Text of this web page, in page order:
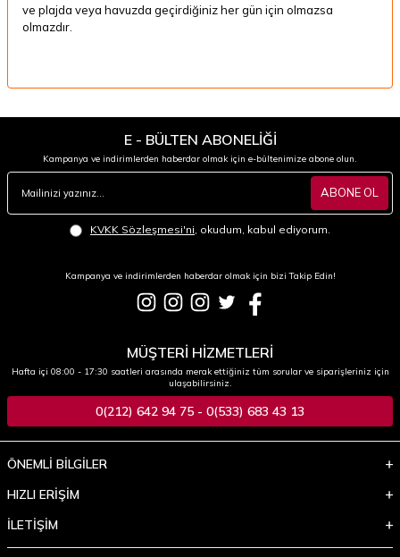
ve plajda veya havuzda geçirdiğiniz her gün için olmazsa
olmazdır.
E - BÜLTEN ABONELİĞİ
Kampanya ve indirimlerden haberdar olmak için e-bültenimize abone olun.
ABONE OL
KVKK Sözleşmesi'ni , okudum, kabul ediyorum.
Kampanya ve indirimlerden haberdar olmak için bizi Takip Edin!
MÜŞTERİ HİZMETLERİ
Hafta içi 08:00 - 17:30 saatleri arasında merak ettiğiniz tüm sorular ve siparişleriniz için
ulaşabilirsiniz.
0(212) 642 94 75 - 0(533) 683 43 13
ÖNEMLİ BİLGİLER
HIZLI ERİŞİM
İLETİŞİM